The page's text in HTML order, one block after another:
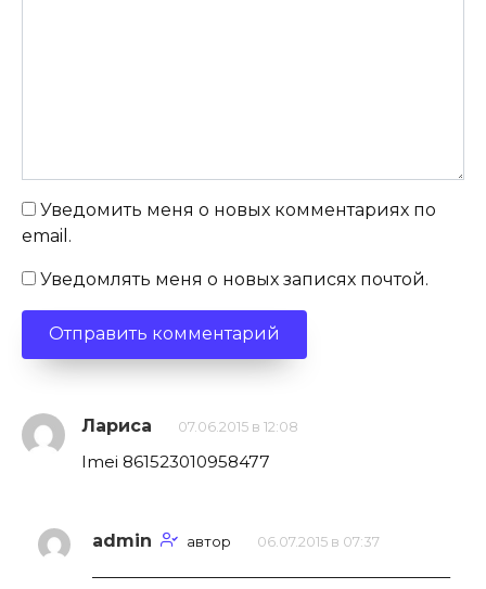
Уведомить меня о новых комментариях по
email.
Уведомлять меня о новых записях почтой.
Лариса 07.06.2015 в 12:08
Imei 861523010958477
admin автор 06.07.2015 в 07:37
——————————————————————